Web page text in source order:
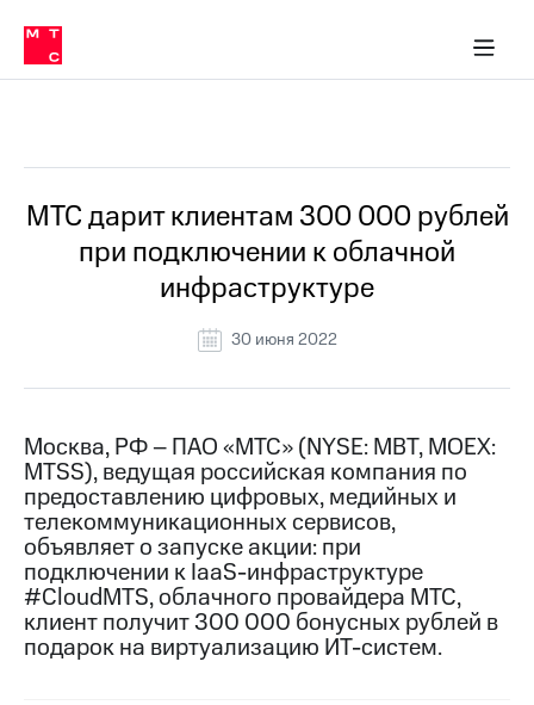
Медиа-центр
и акционерам
Устойчивое развитие
Комплаенс и деловая этика
компании
Карьера
История
компании
Руководство
информация
Контакты
Медиа-центр
Пресс-
релизы
МТС
о технологиях
Достижения
в МТС
Пресс-
релизы
о технологиях
МТС дарит клиентам 300 000 рублей
при подключении к облачной
инфраструктуре
30 июня 2022
Москва, РФ – ПАО «МТС» (NYSE: MBT, MOEX:
MTSS), ведущая российская компания по
предоставлению цифровых, медийных и
телекоммуникационных сервисов,
объявляет о запуске акции: при
подключении к IaaS-инфраструктуре
#CloudMTS, облачного провайдера МТС,
клиент получит 300 000 бонусных рублей в
подарок на виртуализацию ИТ-систем.